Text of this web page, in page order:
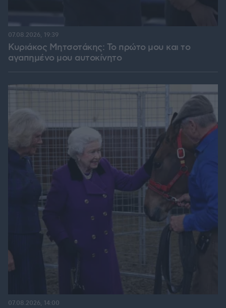
Κυριάκος Μητσοτάκης: Το πρώτο μου και το
αγαπημένο μου αυτοκίνητο
07.08.2026, 19:39
07.08.2026, 14:00